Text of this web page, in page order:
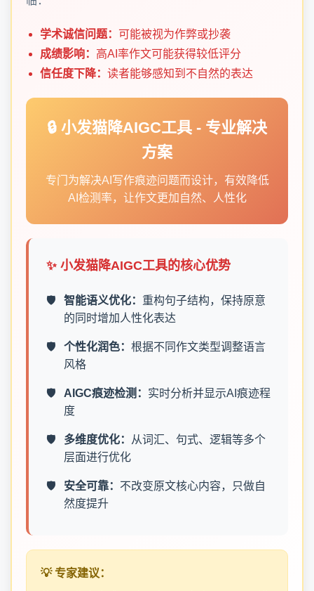
学术诚信问题： 可能被视为作弊或抄袭
成绩影响： 高AI率作文可能获得较低评分
信任度下降： 读者能够感知到不自然的表达
🔒 小发猫降AIGC工具 - 专业解决
方案
专门为解决AI写作痕迹问题而设计，有效降低
AI检测率，让作文更加自然、人性化
✨ 小发猫降AIGC工具的核心优势
智能语义优化： 重构句子结构，保持原意
的同时增加人性化表达
个性化润色： 根据不同作文类型调整语言
风格
AIGC痕迹检测： 实时分析并显示AI痕迹程
度
多维度优化：
从词汇、句式、逻辑等多个
层面进行优化
安全可靠： 不改变原文核心内容，只做自
然度提升
💡 专家建议：